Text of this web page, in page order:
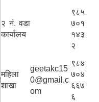
२ नं. वडा
कार्यालय
९८५
७०१
१४३
२
महिला
शाखा
geetakc15
0@gmail.c
om
९८४
७०४
६६७
६